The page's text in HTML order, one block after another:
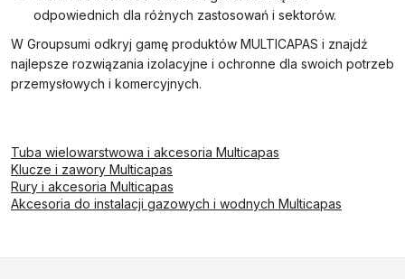
odpowiednich dla różnych zastosowań i sektorów.
W Groupsumi odkryj gamę produktów MULTICAPAS i znajdź
najlepsze rozwiązania izolacyjne i ochronne dla swoich potrzeb
przemysłowych i komercyjnych.
Tuba wielowarstwowa i akcesoria Multicapas
Klucze i zawory Multicapas
Rury i akcesoria Multicapas
Akcesoria do instalacji gazowych i wodnych Multicapas